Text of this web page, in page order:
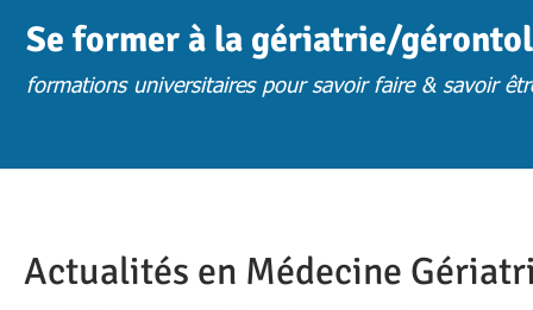
Se former à la gériatrie/
formations universitaires pour savoir faire & savoir
Actualités en Médecine